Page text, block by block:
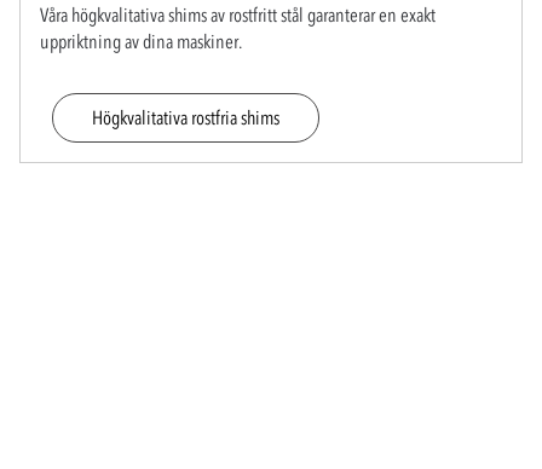
Våra högkvalitativa shims av rostfritt stål garanterar en exakt
uppriktning av dina maskiner.
Högkvalitativa rostfria shims